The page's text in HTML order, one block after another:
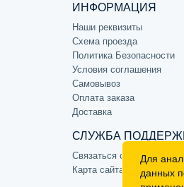
ИНФОРМАЦИЯ
Наши реквизиты
Схема проезда
Политика Безопасности
Условия соглашения
Самовывоз
Оплата заказа
Доставка
СЛУЖБА
Связаться с нами
Карта сайта
Для
данных